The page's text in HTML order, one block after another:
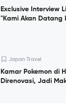
Exclusive Interview
"Kami Akan Datang
Japan Travel
Kamar Pokemon di
Direnovasi, Jadi